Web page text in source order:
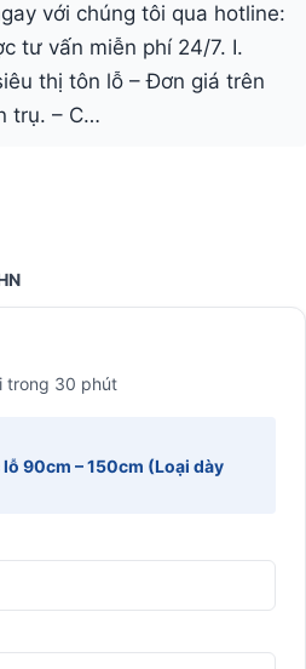
với chúng tôi qua hotline:
tư vấn miễn phí 24/7. I.
thị tôn lỗ – Đơn giá trên
trụ. – C…
trong 30 phút
90cm – 150cm (Loại dày